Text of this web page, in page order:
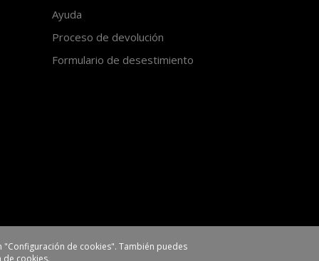
Ayuda
Proceso de devolución
Formulario de desestimiento
de cookies". También puedes
de cookies.